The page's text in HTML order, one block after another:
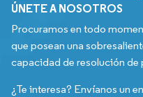
ÚNETE A NOSOTROS
Procuramos en todo
que posean una
capacidad de resolución
¿Te interesa? Envíanos un